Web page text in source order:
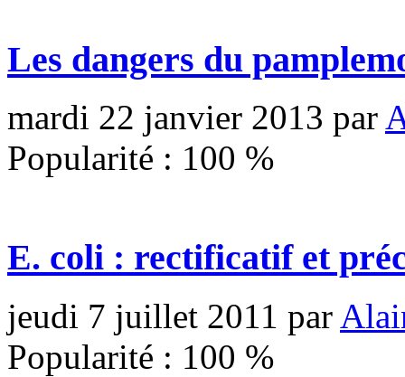
Les dangers du
mardi 22 janvier 2013 par
Popularité : 100 %
E. coli : rectificatif et
jeudi 7 juillet 2011 par
Popularité : 100 %